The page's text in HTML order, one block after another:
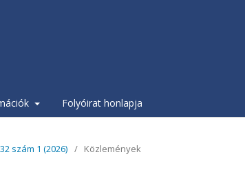
Folyóirat honlapja
szám 1 (2026) / Közlemények